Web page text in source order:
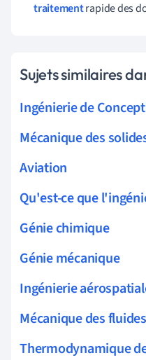
traitementrapide des
Sujets similaires
Ingénierie de
Mécanique des
Aviation
Qu'est-ce que
Génie chimique
Génie mécanique
Ingénierie
Mécanique des
Thermodynamique